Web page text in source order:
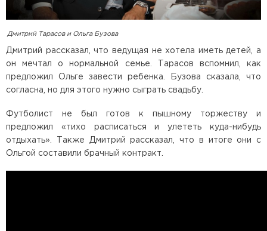
Дмитрий Тарасов и Ольга Бузова
Дмитрий рассказал, что ведущая не хотела иметь детей, а
он мечтал о нормальной семье. Тарасов вспомнил, как
предложил Ольге завести ребенка. Бузова сказала, что
согласна, но для этого нужно сыграть свадьбу.
Футболист не был готов к пышному торжеству и
предложил «тихо расписаться и улететь куда-нибудь
отдыхать». Также Дмитрий рассказал, что в итоге они с
Ольгой составили брачный контракт.